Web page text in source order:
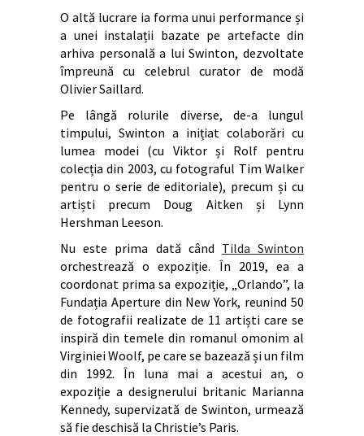
O altă lucrare ia forma unui performance și
a unei instalații bazate pe artefacte din
arhiva personală a lui Swinton, dezvoltate
împreună cu celebrul curator de modă
Olivier Saillard.
Pe lângă rolurile diverse, de-a lungul
timpului, Swinton a inițiat colaborări cu
lumea modei (cu Viktor și Rolf pentru
colecția din 2003, cu fotograful Tim Walker
pentru o serie de editoriale), precum și cu
artiști precum Doug Aitken și Lynn
Hershman Leeson.
Nu este prima dată când Tilda Swinton
orchestrează o expoziție. În 2019, ea a
coordonat prima sa expoziție, „Orlando”, la
Fundația Aperture din New York, reunind 50
de fotografii realizate de 11 artiști care se
inspiră din temele din romanul omonim al
Virginiei Woolf, pe care se bazează și un film
din 1992. În luna mai a acestui an, o
expoziție a designerului britanic Marianna
Kennedy, supervizată de Swinton, urmează
să fie deschisă la Christie’s Paris.